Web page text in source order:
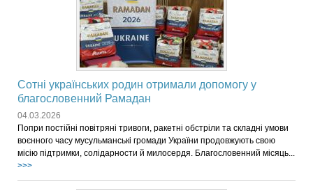
Сотні українських родин отримали допомогу у
благословенний Рамадан
04.03.2026
Попри постійні повітряні тривоги, ракетні обстріли та складні умови
воєнного часу мусульманські громади України продовжують свою
місію підтримки, солідарности й милосердя. Благословенний місяць...
>>>